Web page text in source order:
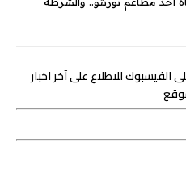
الفيسبوك للاطلاع على آخر اخبار